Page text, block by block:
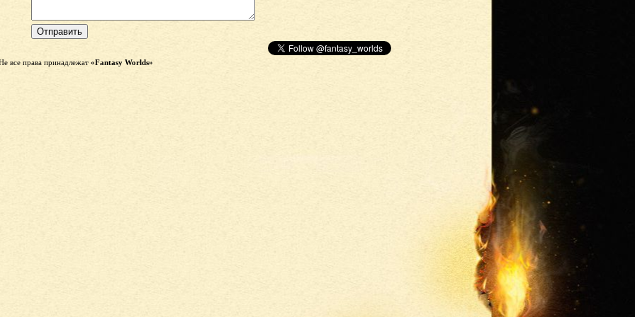
все права принадлежат «Fantasy Worlds»